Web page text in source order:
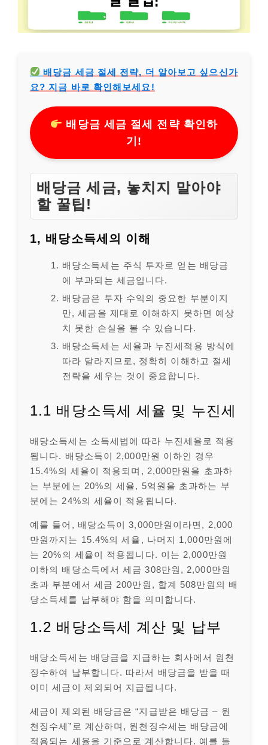
배당금 세금 절세 전략, 더 알아보고 싶으신가
요? 지금 바로 확인해보세요!
배당금 세금 절세 전략 확인하
기!
배당금 세금, 놓치지 말아야
할 꿀팁!
1, 배당소득세의 이해
배당소득세는 주식 투자로 얻는 배당금
에 부과되는 세금입니다.
배당금은 투자 수익의 중요한 부분이지
만, 세금을 제대로 이해하지 못하면 예상
치 못한 손실을 볼 수 있습니다.
배당소득세는 세율과 누진세적용 방식에
따라 달라지므로, 정확히 이해하고 절세
전략을 세우는 것이 중요합니다.
1.1 배당소득세 세율 및 누진세
배당소득세는 소득세법에 따라 누진세율로 적용
됩니다. 배당소득이 2,000만원 이하인 경우
15.4%의 세율이 적용되며, 2,000만원을 초과하
는 부분에는 20%의 세율, 5억원을 초과하는 부
분에는 24%의 세율이 적용됩니다.
예를 들어, 배당소득이 3,000만원이라면, 2,000
만원까지는 15.4%의 세율, 나머지 1,000만원에
는 20%의 세율이 적용됩니다. 이는 2,000만원
이하의 배당소득에서 세금 308만원, 2,000만원
초과 부분에서 세금 200만원, 합계 508만원의 배
당소득세를 납부해야 함을 의미합니다.
1.2 배당소득세 계산 및 납부
배당소득세는 배당금을 지급하는 회사에서 원천
징수하여 납부합니다. 따라서 배당금을 받을 때
이미 세금이 제외되어 지급됩니다.
세금이 제외된 배당금은 “지급받은 배당금 – 원
천징수세”로 계산하며, 원천징수세는 배당금에
적용되는 세율을 기준으로 계산합니다. 예를 들